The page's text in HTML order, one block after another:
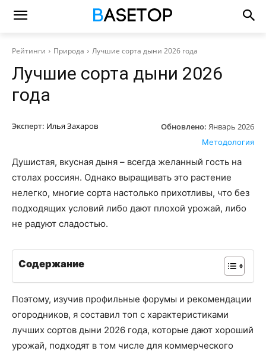
Рейтинги Природа Лучшие сорта дыни 2026 года
Лучшие сорта дыни 2026
года
Эксперт: Илья Захаров Обновлено: Январь 2026
Методология
Душистая, вкусная дыня – всегда желанный гость на
столах россиян. Однако выращивать это растение
нелегко, многие сорта настолько прихотливы, что без
подходящих условий либо дают плохой урожай, либо
не радуют сладостью.
Содержание
Поэтому, изучив профильные форумы и рекомендации
огородников, я составил топ с характеристиками
лучших сортов дыни 2026 года, которые дают хороший
урожай, подходят в том числе для коммерческого